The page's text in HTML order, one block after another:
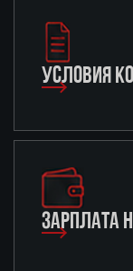
УСЛОВИЯ
ЗАРПЛАТА